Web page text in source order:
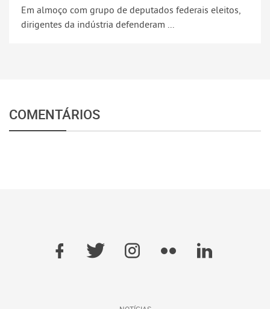
Em almoço com grupo de deputados federais eleitos,
dirigentes da indústria defenderam ...
COMENTÁRIOS